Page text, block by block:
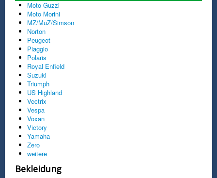
Moto Guzzi
Moto Morini
MZ/MuZ/Simson
Norton
Peugeot
Piaggio
Polaris
Royal Enfield
Suzuki
Triumph
US Highland
Vectrix
Vespa
Voxan
Victory
Yamaha
Zero
weitere
Bekleidung